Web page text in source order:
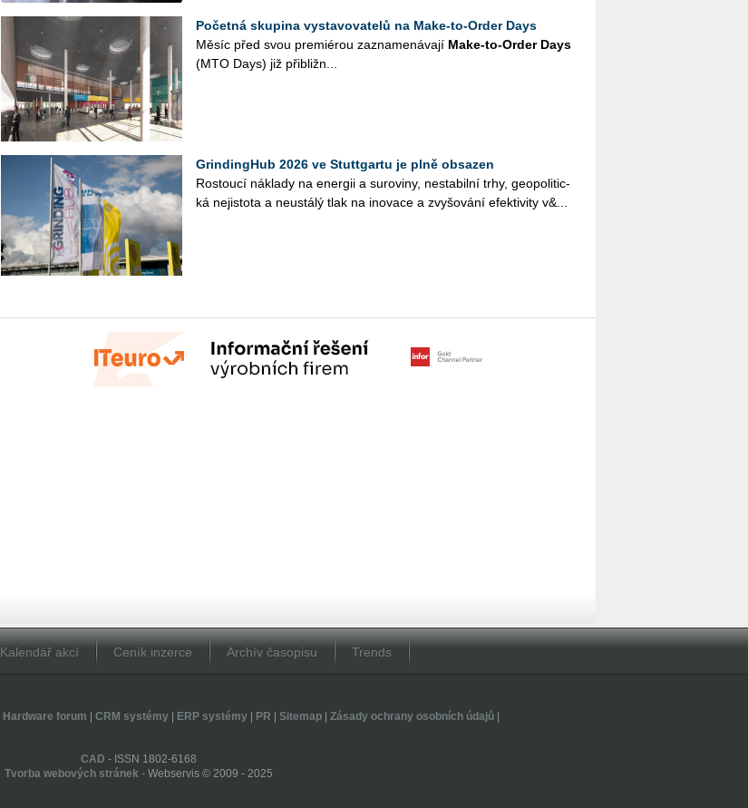
Početná skupina vystavovatelů na Make-to-Order Days
Měsíc před svou pre­mi­é­rou za­zna­me­ná­va­jí Make-to-Order Days
(MTO Days) již při­bliž­n...
GrindingHub 2026 ve Stuttgartu je plně obsazen
Ros­tou­cí ná­kla­dy na ener­gii a su­ro­vi­ny, ne­sta­bil­ní trhy, ge­o­po­li­tic­
ká ne­jis­to­ta a ne­u­stá­lý tlak na ino­va­ce a zvy­šo­vá­ní efek­ti­vi­ty v&...
Kalendář akcí Ceník inzerce Archív časopisu Trends
Hardware forum CRM systémy| ERP systémy| PR Sitemap| Zásady ochrany osobních údajů|
CAD - ISSN 1802-6168
Tvorba webových stránek - Webservis © 2009 - 2025